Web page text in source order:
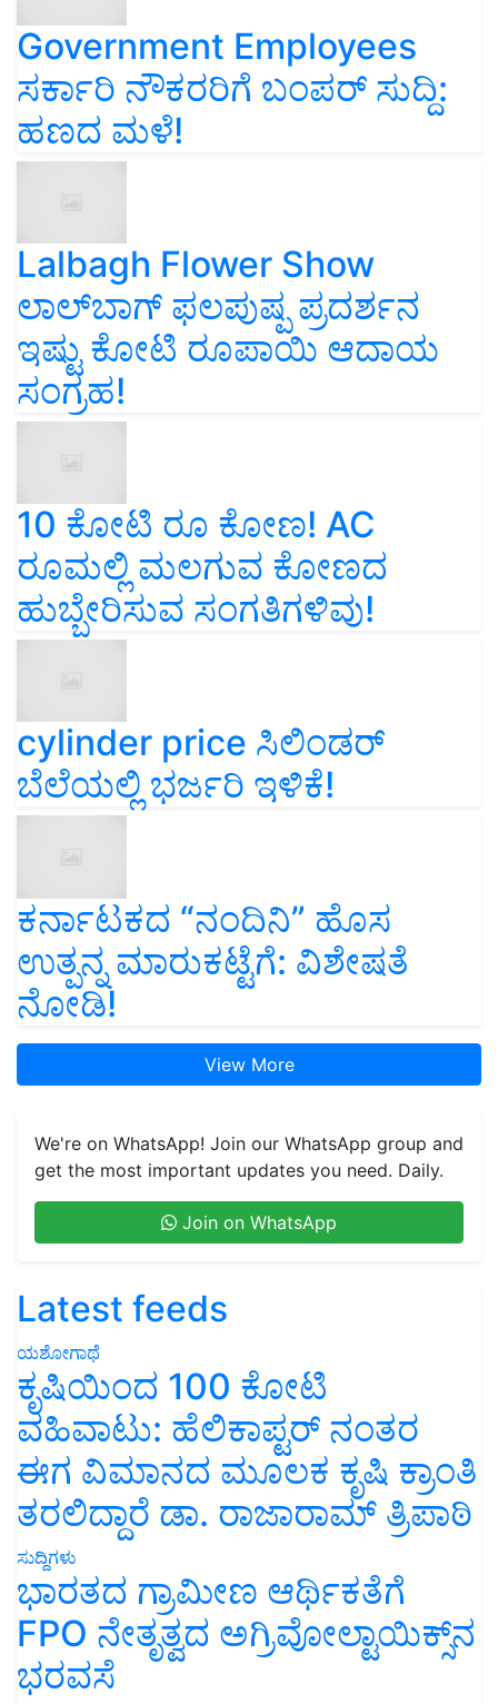
Government Employees
ಸರ್ಕಾರಿ ನೌಕರರಿಗೆ ಬಂಪರ್‌ ಸುದ್ದಿ:
ಹಣದ ಮಳೆ!
Lalbagh Flower Show
ಲಾಲ್‌ಬಾಗ್ ಫಲಪುಷ್ಪ ಪ್ರದರ್ಶನ
ಇಷ್ಟು ಕೋಟಿ ರೂಪಾಯಿ ಆದಾಯ
ಸಂಗ್ರಹ!
10 ಕೋಟಿ ರೂ ಕೋಣ! AC
ರೂಮಲ್ಲಿ ಮಲಗುವ ಕೋಣದ
ಹುಬ್ಬೇರಿಸುವ ಸಂಗತಿಗಳಿವು!
cylinder price ಸಿಲಿಂಡರ್‌
ಬೆಲೆಯಲ್ಲಿ ಭರ್ಜರಿ ಇಳಿಕೆ!
ಕರ್ನಾಟಕದ “ನಂದಿನಿ” ಹೊಸ
ಉತ್ಪನ್ನ ಮಾರುಕಟ್ಟೆಗೆ: ವಿಶೇಷತೆ
ನೋಡಿ!
View More
We're on WhatsApp! Join our WhatsApp group and
get the most important updates you need. Daily.
Join on WhatsApp
Latest feeds
ಯಶೋಗಾಥೆ
ಕೃಷಿಯಿಂದ 100 ಕೋಟಿ
ವಹಿವಾಟು: ಹೆಲಿಕಾಪ್ಟರ್ ನಂತರ
ಈಗ ವಿಮಾನದ ಮೂಲಕ ಕೃಷಿ ಕ್ರಾಂತಿ
ತರಲಿದ್ದಾರೆ ಡಾ. ರಾಜಾರಾಮ್ ತ್ರಿಪಾಠಿ
ಸುದ್ದಿಗಳು
ಭಾರತದ ಗ್ರಾಮೀಣ ಆರ್ಥಿಕತೆಗೆ
FPO ನೇತೃತ್ವದ ಅಗ್ರಿವೋಲ್ಟಾಯಿಕ್ಸ್‌ನ
ಭರವಸೆ